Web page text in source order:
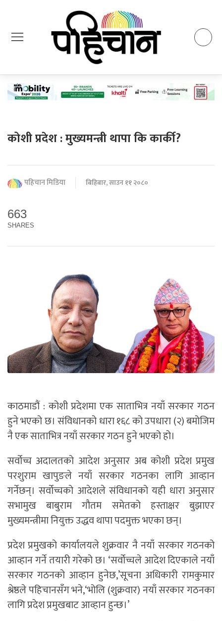
कोशी प्रदेश : मुख्यमन्त्री थापा कि कार्की?
पहिचान मिडिया बिहिबार, साउन ११ २०८०
663
SHARES
काठमाडौं : कोशी प्रदेशमा एक साताभित्र नयाँ सरकार गठन
हुने भएको छ। संविधानको धारा १६८ को उपधारा (२) बमोजिम
नै एक साताभित्र नयाँ सरकार गठन हुने भएको हो।
सर्वोच्च अदालतको आदेश अनुसार अब कोशी प्रदेश प्रमुख
परशुराम खापुङले नयाँ सरकार गठनका लागि आव्हान
गर्नेछन्। सर्वोच्चको आदेशले संविधानको यही धारा अनुसार
सभामुख बाबुराम गौतम समेतको हस्ताक्षर बुझाएर
मुख्यमन्त्रीमा नियुक्त उद्धव थापा पदमुक्त भएका छन्।
प्रदेश प्रमुखको कार्यालयले शुक्रवार नै नयाँ सरकार गठनको
आव्हान गर्ने तयारी गरेको छ। ‘सर्वोच्चले आदेश दिएकाले नयाँ
सरकार गठनको आव्हान हुनेछ,’सूचना अधिकारी रामकुमार
श्रेष्ठले पहिचानसँग भने,‘भोलि (शुक्रवार) नयाँ सरकार गठनका
लागि प्रदेश प्रमुखबाट आव्हान हुन्छ।’